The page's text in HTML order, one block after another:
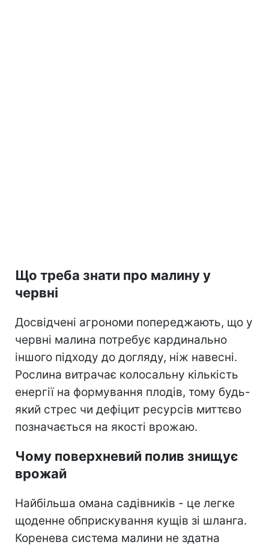
Що треба знати про малину у
червні
Досвідчені агрономи попереджають, що у
червні малина потребує кардинально
іншого підходу до догляду, ніж навесні.
Рослина витрачає колосальну кількість
енергії на формування плодів, тому будь-
який стрес чи дефіцит ресурсів миттєво
позначається на якості врожаю.
Чому поверхневий полив знищує
врожай
Найбільша омана садівників - це легке
щоденне обприскування кущів зі шланга.
Коренева система малини не здатна